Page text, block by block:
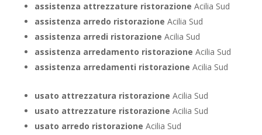
assistenza attrezzature ristorazione Acilia Sud
assistenza arredo ristorazione Acilia Sud
assistenza arredi ristorazione Acilia Sud
assistenza arredamento ristorazione Acilia Sud
assistenza arredamenti ristorazione Acilia Sud
usato attrezzatura ristorazione Acilia Sud
usato attrezzature ristorazione Acilia Sud
usato arredo ristorazione Acilia Sud